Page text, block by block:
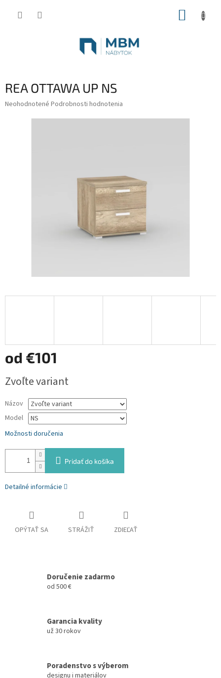
REA OTTAWA UP NS
Priemerné
Neohodnotené Podrobnosti hodnotenia
od €101
cena:
Zvoľte variant
Názov
Model
Možnosti doručenia
Pridať do košíka
Detailné informácie
OPÝTAŤ SA STRÁŽIŤ ZDIEĽAŤ
Doručenie zadarmo
od 500 €
Garancia kvality
už 30 rokov
Poradenstvo s výberom
designu i materiálov